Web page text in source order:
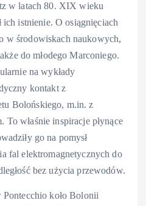
w latach 80. XIX wieku
istnienie. O osiągnięciach
w środowiskach naukowych,
do młodego Marconiego.
na wykłady
kontakt z
Bolońskiego, m.in. z
właśnie inspiracje płynące
go na pomysł
fal elektromagnetycznych do
bez użycia przewodów.
Pontecchio koło Bolonii